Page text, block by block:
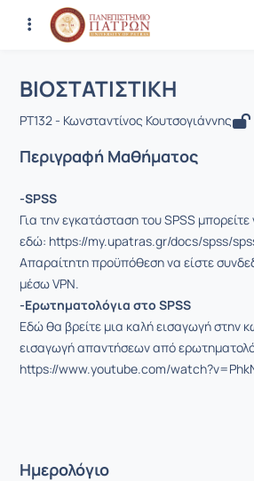
Αρχική Σελίδα
Μάθημα : ΒΙΟΣΤΑΤΙΣΤΙΚΗ
Κωδικός : PT132
ΒΙΟΣΤΑΤΙΣΤΙΚΗ
PT132 - Κωνσταντίνος Κουτσογιάννης
Περιγραφή Μαθήματος
-SPSS
Για την εγκατάσταση του SPSS μπορείτε
εδώ: https://my.upatras.gr/docs/spss/
Απαραίτητη προϋπόθεση να είστε
μέσω VPN.
-Ερωτηματολόγια στο SPSS
Εδώ θα βρείτε μια καλή εισαγωγή στην
εισαγωγή απαντήσεων από
https://www.youtube.com/
Ημερολόγιο